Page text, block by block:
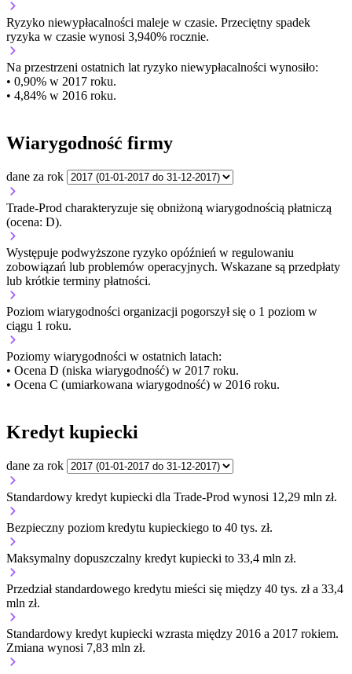
Ryzyko niewypłacalności maleje w czasie. Przeciętny spadek
ryzyka w czasie wynosi 3,940% rocznie.
Na przestrzeni ostatnich lat ryzyko niewypłacalności wynosiło:
• 0,90% w 2017 roku.
• 4,84% w 2016 roku.
Wiarygodność firmy
dane za rok
Trade-Prod charakteryzuje się obniżoną wiarygodnością płatniczą
(ocena: D).
Występuje podwyższone ryzyko opóźnień w regulowaniu
zobowiązań lub problemów operacyjnych. Wskazane są przedpłaty
lub krótkie terminy płatności.
Poziom wiarygodności organizacji pogorszył się o 1 poziom w
ciągu 1 roku.
Poziomy wiarygodności w ostatnich latach:
• Ocena D (niska wiarygodność) w 2017 roku.
• Ocena C (umiarkowana wiarygodność) w 2016 roku.
Kredyt kupiecki
dane za rok
Standardowy kredyt kupiecki dla Trade-Prod wynosi 12,29 mln zł.
Bezpieczny poziom kredytu kupieckiego to 40 tys. zł.
Maksymalny dopuszczalny kredyt kupiecki to 33,4 mln zł.
Przedział standardowego kredytu mieści się między 40 tys. zł a 33,4
mln zł.
Standardowy kredyt kupiecki wzrasta między 2016 a 2017 rokiem.
Zmiana wynosi 7,83 mln zł.